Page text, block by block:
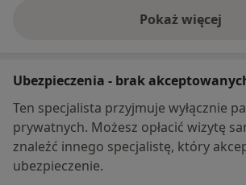
Pokaż więcej
o adresie
Ubezpieczenia - brak
Ten specjalista przyjmuje wyłącznie
prywatnych. Możesz opłacić wizytę
znaleźć innego specjalistę, który
ubezpieczenie.